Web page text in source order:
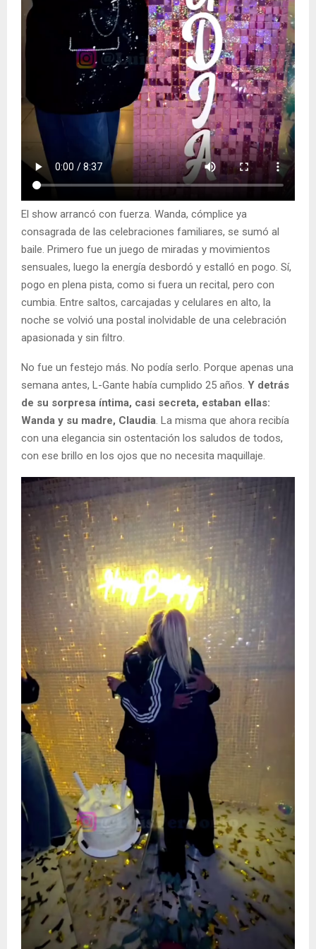
El show arrancó con fuerza. Wanda, cómplice ya
consagrada de las celebraciones familiares, se sumó al
baile. Primero fue un juego de miradas y movimientos
sensuales, luego la energía desbordó y estalló en pogo. Sí,
pogo en plena pista, como si fuera un recital, pero con
cumbia. Entre saltos, carcajadas y celulares en alto, la
noche se volvió una postal inolvidable de una celebración
apasionada y sin filtro.
No fue un festejo más. No podía serlo. Porque apenas una
semana antes, L-Gante había cumplido 25 años. Y detrás
de su sorpresa íntima, casi secreta, estaban ellas:
Wanda y su madre, Claudia. La misma que ahora recibía
con una elegancia sin ostentación los saludos de todos,
con ese brillo en los ojos que no necesita maquillaje.